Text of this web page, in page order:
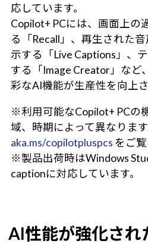
応しています。
Copilot+ PCには、画面上の
る「Recall」、再生された
示する「Live Captions」、
する「Image Creator」など
彩なAI機能が生産性を向上さ
※利用可能なCopilot+ PCの
域、時期によって異なりま
aka.ms/copilotpluspcs をご覧
※製品出荷時はWindows
captionに対応しています。
AI性能が強化され